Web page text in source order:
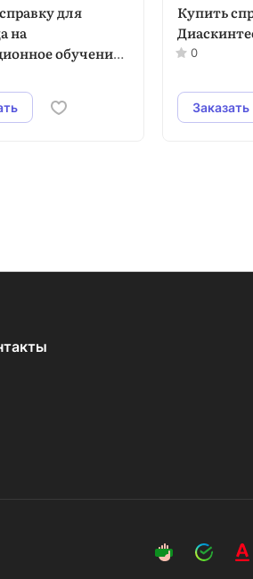
для
на
обучение
Купить
0
Заказать